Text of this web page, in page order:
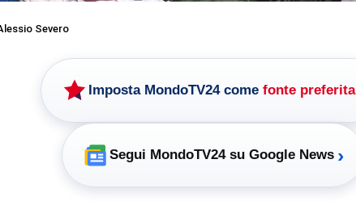
Severo
Imposta MondoTV24 come fonte preferita
Segui MondoTV24 su Google News ›